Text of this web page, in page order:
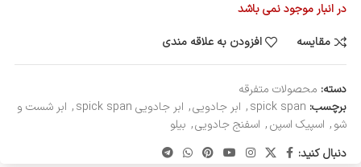
در انبار موجود نمی باشد
مقایسه
افزودن به علاقه مندی
دسته: محصولات متفرقه
برچسب: spick span
, ابر جادویی, ابر جادویی spick span , ابر شست و
شو, اسپیک اسپن, اسفنج جادویی, بیلو
دنبال کنید: